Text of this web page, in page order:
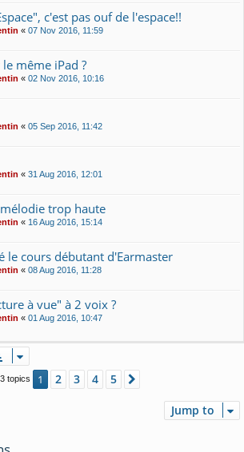
c'est pas ouf de l'espace!!
« 07 Nov 2016, 11:59
même iPad ?
« 02 Nov 2016, 10:16
« 05 Sep 2016, 11:42
« 31 Aug 2016, 12:01
trop haute
« 16 Aug 2016, 15:14
le cours débutant d'Earmaster
« 08 Aug 2016, 11:28
à vue" à 2 voix ?
« 01 Aug 2016, 10:47
topics 1 2 3 4 5
Jump to